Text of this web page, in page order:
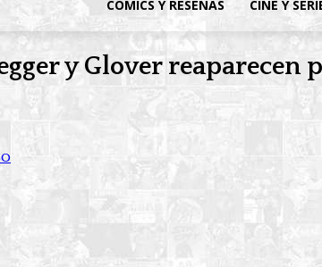
CÓMICS Y RESEÑAS CINE Y
y Glover